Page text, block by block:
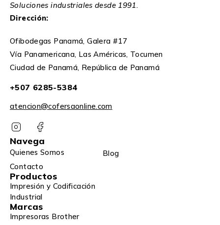
Soluciones industriales desde 1991.
Dirección:
Ofibodegas Panamá, Galera #17
Vía Panamericana, Las Américas, Tocumen
Ciudad de Panamá, República de Panamá
+507 6285-5384
atencion@cofersaonline.com
Navega
Quienes Somos
Blog
Contacto
Productos
Impresión y Codificación
Industrial
Marcas
Impresoras Brother